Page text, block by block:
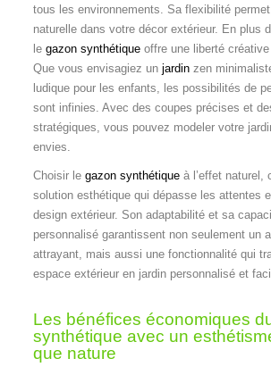
tous les environnements. Sa flexibilité
naturelle dans votre décor extérieur. En plus
le gazon synthétiqueoffre une liberté créative
Que vous envisagiez un jardinzen
ludique pour les enfants, les possibilités de
sont infinies. Avec des coupes précises et
stratégiques, vous pouvez modeler votre
envies.
Choisir le gazon synthétiqueà l’effet naturel,
solution esthétique qui dépasse les attentes
design extérieur. Son adaptabilité et sa
personnalisé garantissent non seulement un
attrayant, mais aussi une fonctionnalité qui
espace extérieur en jardin personnalisé et
Les bénéfices économiques
synthétique avec un
que nature